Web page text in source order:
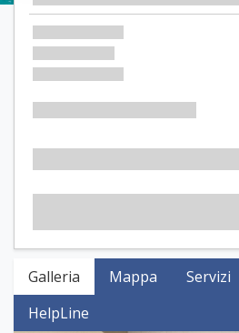
Galleria Mappa Servizi
HelpLine